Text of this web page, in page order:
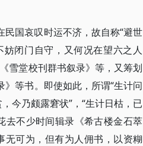
国哀叹时运不济，故自称“避世
闭门自守，又何况在望六之人
雪堂校刊群书叙录》等，又筹划
等书。即使如此，所谓“生计问
今乃颇露窘状”，“生计日枯，已
去不少时间辑录《希古楼金石萃
无可为，但有为人佣书，以资糊